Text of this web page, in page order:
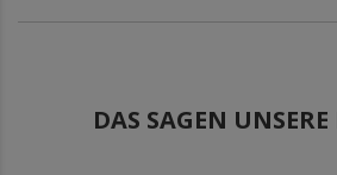
DAS SAGEN